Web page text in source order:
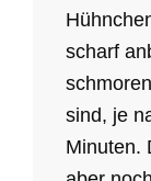
scharf
sind, je
Minuten.